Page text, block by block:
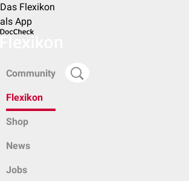
Das Flexikon
als App
Community
Flexikon
Shop
News
Jobs